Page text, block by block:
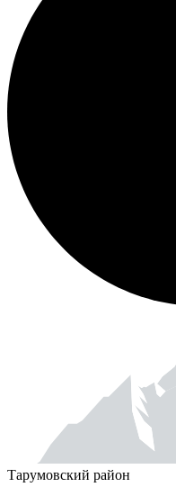
Тарумовский район